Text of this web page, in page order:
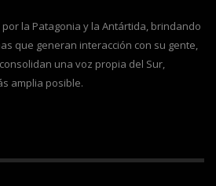
la Patagonia y la Antártida, brindando
que generan interacción con su gente,
una voz propia del Sur,
amplia posible.